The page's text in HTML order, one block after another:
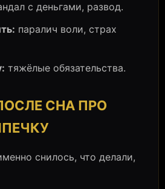
с деньгами, развод.
паралич воли, страх
тяжёлые обязательства.
СНА ПРО
снилось, что делали,